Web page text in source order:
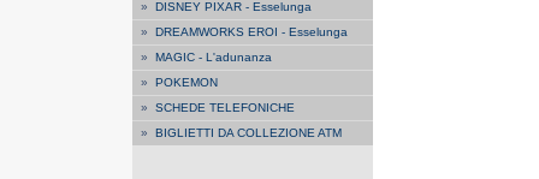
» DISNEY PIXAR - Esselunga
» DREAMWORKS EROI - Esselunga
» MAGIC - L'adunanza
» POKEMON
» SCHEDE TELEFONICHE
» BIGLIETTI DA COLLEZIONE ATM